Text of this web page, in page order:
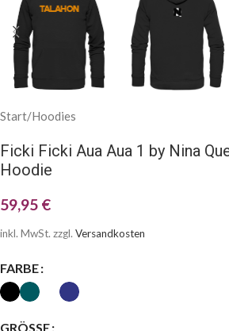
Start/Hoodies
Ficki Ficki Aua Aua 1 by Nina
Hoodie
59,95 €
inkl. MwSt. zzgl. Versandkosten
FARBE
GRÖSSE